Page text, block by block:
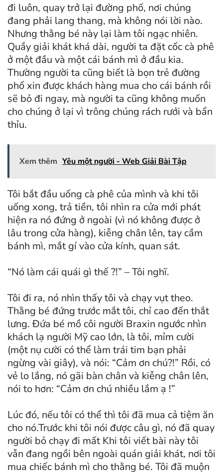
đi luôn, quay trở lại đường phố, nơi chúng
đang phải lang thang, mà không nói lời nào.
Nhưng thằng bé này lại làm tôi ngạc nhiên.
Quầy giải khát khá dài, người ta đặt cốc cà phê
ở một đầu và một cái bánh mì ở đầu kia.
Thường người ta cũng biết là bọn trẻ đường
phố xin được khách hàng mua cho cái bánh rồi
sẽ bỏ đi ngay, mà người ta cũng không muốn
cho chúng ở lại vì trông chúng rách rưới và bẩn
thỉu.
Xem thêm Yêu một người - Web Giải Bài Tập
Tôi bắt đầu uống cà phê của mình và khi tôi
uống xong, trả tiền, tôi nhìn ra cửa mới phát
hiện ra nó đứng ở ngoài (vì nó không được ở
lâu trong cửa hàng), kiễng chân lên, tay cầm
bánh mì, mắt gí vào cửa kính, quan sát.
“Nó làm cái quái gì thế ?!” – Tôi nghĩ.
Tôi đi ra, nó nhìn thấy tôi và chạy vụt theo.
Thằng bé đứng trước mắt tôi, chỉ cao đến thắt
lưng. Đứa bé mồ côi người Braxin ngước nhìn
khách lạ người Mỹ cao lớn, là tôi, mỉm cười
(một nụ cười có thể làm trái tim bạn phải
ngừng vài giây), và nói: “Cảm ơn chú?!” Rồi, có
vẻ lo lắng, nó gãi bàn chân và kiễng chân lên,
nói to hơn: “Cảm ơn chú nhiều lắm ạ !”
Lúc đó, nếu tôi có thể thì tôi đã mua cả tiệm ăn
cho nó.Trước khi tôi nói được câu gì, nó đã quay
người bỏ chạy đi mất Khi tôi viết bài này tôi
vẫn đang ngồi bên ngoài quán giải khát, nơi tôi
mua chiếc bánh mì cho thằng bé. Tôi đã muộn